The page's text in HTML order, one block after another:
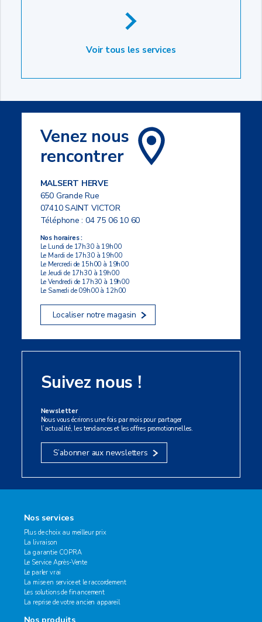
Voir tous les services
Venez nous
rencontrer
MALSERT HERVE
650 Grande Rue
07410 SAINT VICTOR
Téléphone :04 75 06 10 60
Nos horaires :
Le Lundi de 17h30 à 19h00
Le Mardi de 17h30 à 19h00
Le Mercredi de 15h00 à 19h00
Le Jeudi de 17h30 à 19h00
Le Vendredi de 17h30 à 19h00
Le Samedi de 09h00 à 12h00
Localiser notre magasin
Suivez nous !
Newsletter
Nous vous écrirons une fois par mois pour partager
l’actualité, les tendances et les offres promotionnelles.
S’abonner aux newsletters
Nos services
Plus de choix au meilleur prix
La livraison
La garantie COPRA
Le Service Après-Vente
Le parler vrai
La mise en service et le raccordement
Les solutions de financement
La reprise de votre ancien appareil
Nos produits